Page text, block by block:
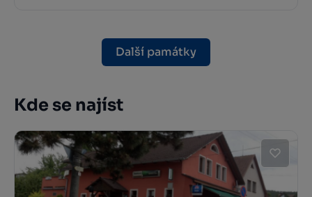
Další památky
Kde se najíst